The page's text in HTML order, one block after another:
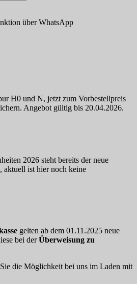
über WhatsApp
H0 und N, jetzt zum Vorbestellpreis
Angebot gültig bis 20.04.2026.
2026 steht bereits der neue
aktuell ist hier noch keine
gelten ab dem 01.11.2025 neue
bei derÜberweisung zu
die Möglichkeit bei uns im Laden mit